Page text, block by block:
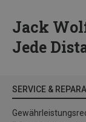
Jack
Jede
SERVICE &